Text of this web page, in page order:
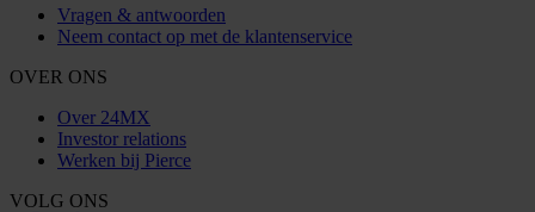
Vragen & antwoorden
Neem contact op met de klantenservice
OVER ONS
Over 24MX
Investor relations
Werken bij Pierce
VOLG ONS